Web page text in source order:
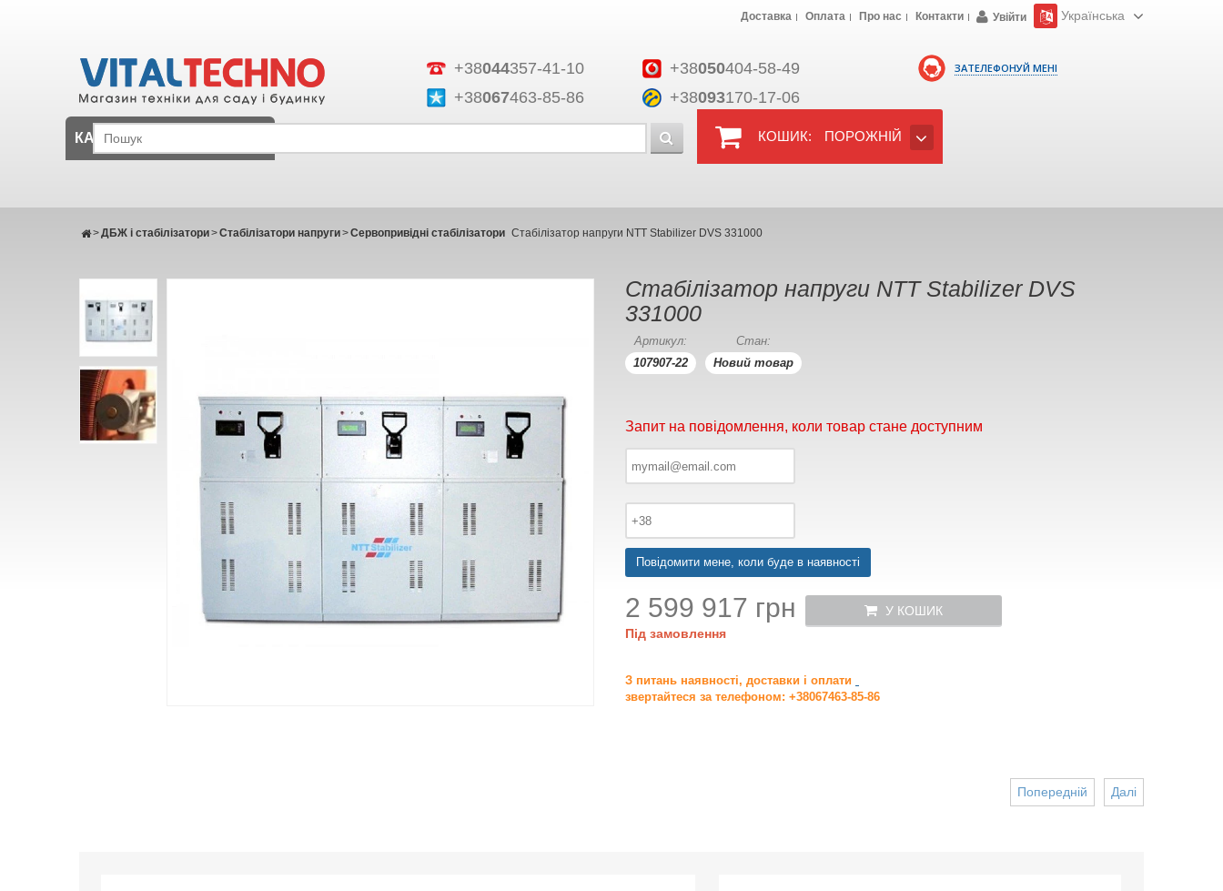
ЗАТЕЛЕФОНУЙ МЕНІ
+38044357-41-10 +38050404-58-49
+38067463-85-86 +38093170-17-06
Доставка Оплата Про нас Контакти Увійти Українська
КОШИК: ПОРОЖНІЙ
КАТАЛОГ
ДБЖ і стабілізатори
> Стабілізатори напруги
> Сервопривідні стабілізатори
> Cтабілізатор напруги NTT Stabilizer DVS 331000
Cтабілізатор напруги NTT Stabilizer DVS
331000
Артикул:
107907-22
Стан:
Новий товар
Запит на повідомлення, коли товар стане доступним
Повідомити мене, коли буде в наявності
2 599 917 грн
Під замовлення
У КОШИК
З питань наявності, доставки і оплати
звертайтеся за телефоном: +38067463-85-86
Далі
Попередній